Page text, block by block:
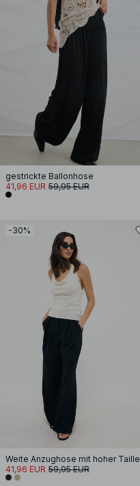
gestrickte Ballonhose
41,96 EUR 59,95 EUR
-30%
Weite Anzughose mit hoher Taille
41,96 EUR 59,95 EUR